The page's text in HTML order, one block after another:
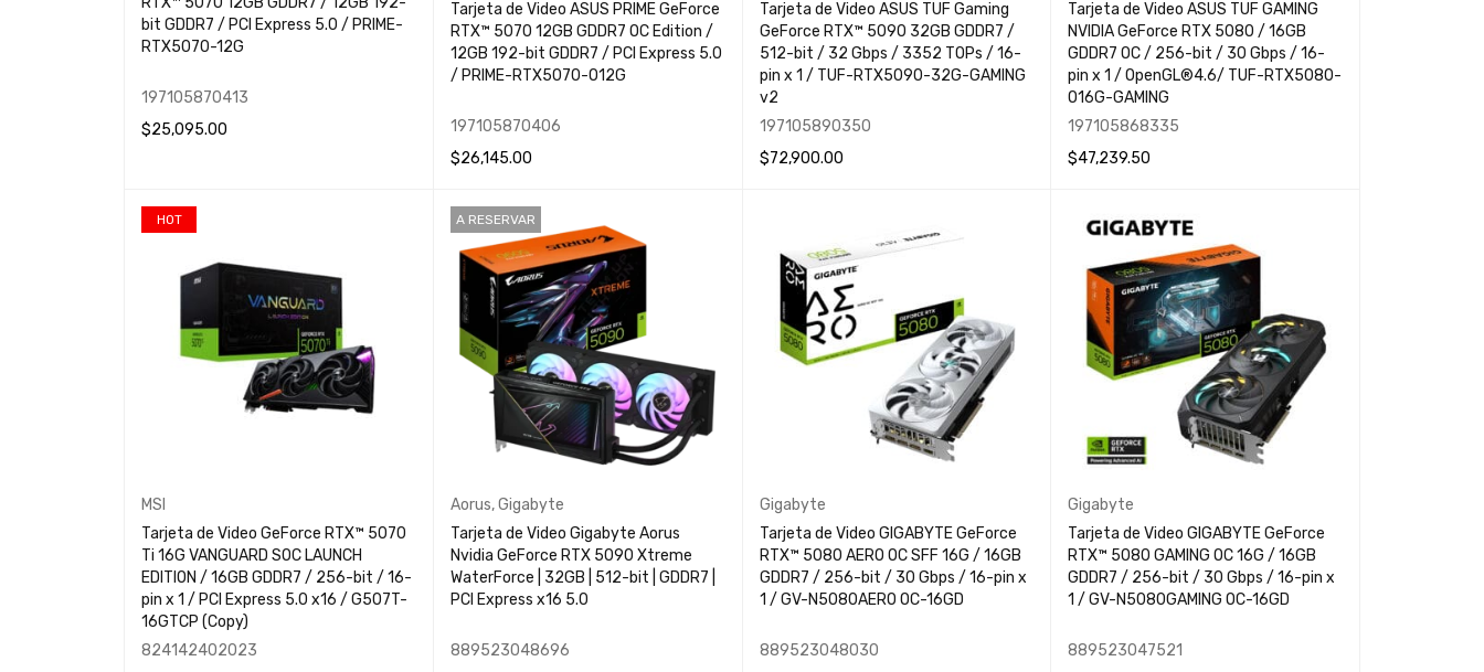
bit GDDR7 / PCI Express 5.0 / PRIME-
RTX5070-12G
197105870413
$25,095.00
Tarjeta de Video ASUS PRIME GeForce
RTX™ 5070 12GB GDDR7 OC Edition /
12GB 192-bit GDDR7 / PCI Express 5.0
/ PRIME-RTX5070-O12G
197105870406
$26,145.00
Tarjeta de Video ASUS TUF Gaming
GeForce RTX™ 5090 32GB GDDR7 /
512-bit / 32 Gbps / 3352 TOPs / 16-
pin x 1 / TUF-RTX5090-32G-GAMING
v2
197105890350
$72,900.00
Tarjeta de Video ASUS TUF GAMING
NVIDIA GeForce RTX 5080 / 16GB
GDDR7 OC / 256-bit / 30 Gbps / 16-
pin x 1 / OpenGL®4.6/ TUF-RTX5080-
O16G-GAMING
197105868335
$47,239.50
HOT
MSI
Tarjeta de Video GeForce RTX™ 5070
Ti 16G VANGUARD SOC LAUNCH
EDITION / 16GB GDDR7 / 256-bit / 16-
pin x 1 / PCI Express 5.0 x16 / G507T-
16GTCP (Copy)
824142402023
A RESERVAR
Aorus,Gigabyte
Tarjeta de Video Gigabyte Aorus
Nvidia GeForce RTX 5090 Xtreme
WaterForce | 32GB | 512-bit | GDDR7 |
PCI Express x16 5.0
889523048696
Gigabyte
Tarjeta de Video GIGABYTE GeForce
RTX™ 5080 AERO OC SFF 16G / 16GB
GDDR7 / 256-bit / 30 Gbps / 16-pin x
1 / GV-N5080AERO OC-16GD
889523048030
Gigabyte
Tarjeta de Video GIGABYTE GeForce
RTX™ 5080 GAMING OC 16G / 16GB
GDDR7 / 256-bit / 30 Gbps / 16-pin x
1 / GV-N5080GAMING OC-16GD
889523047521